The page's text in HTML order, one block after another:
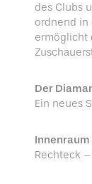
des Clubs
ordnend in
ermöglicht
Der
Ein neues
Rechteck